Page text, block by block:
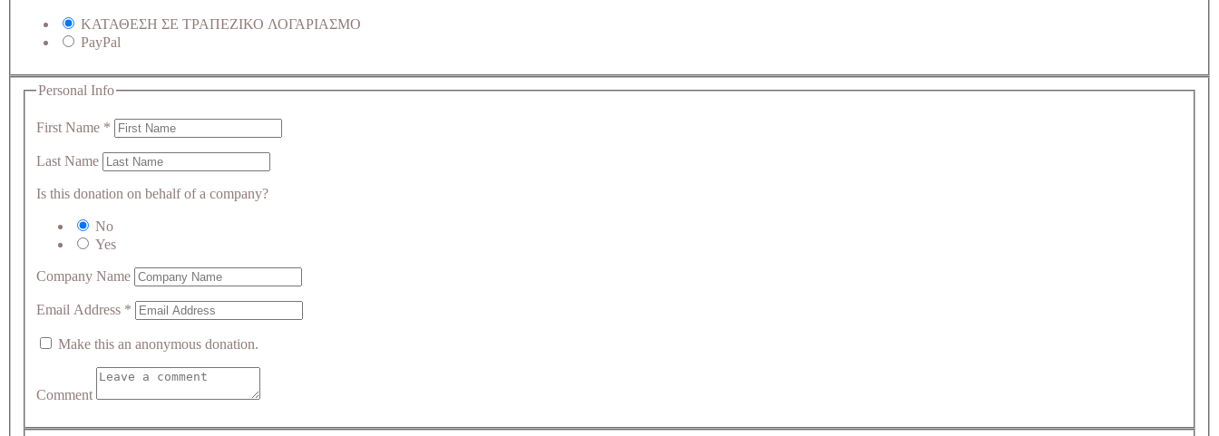
ΚΑΤΑΘΕΣΗ ΣΕ ΤΡΑΠΕΖΙΚΟ ΛΟΓΑΡΙΑΣΜΟ
PayPal
Personal Info
First Name *
Last Name
Is this donation on behalf of a company?
No
Yes
Company Name
Email Address *
Make this an anonymous donation.
Comment